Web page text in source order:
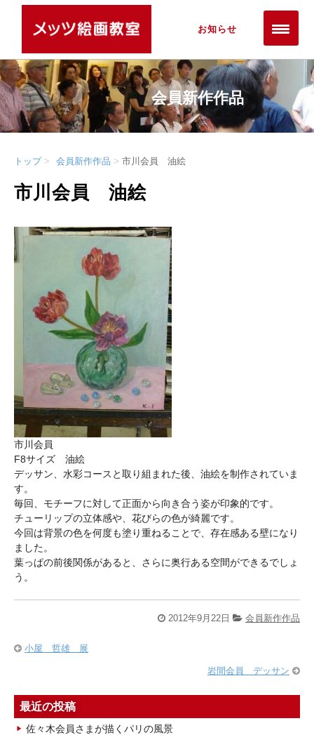
お知らせ
会員新作作品
トップ 会員新作作品 市川会員 油絵
市川会員 油絵
市川会員
F8サイズ 油絵
デッサン、水彩コースと取り組まれた後、油絵を制作されていま
す。
毎回、モチーフに対して正面から向き合う姿が印象的です。
チューリップの立体感や、花びらの色が綺麗です。
今回は背景の色を何度も塗り重ねることで、存在感ある壁になり
ました。
葉っぱの前後関係があると、さらに奥行ある空間ができるでしょ
う。
2012年9月22日 会員新作作品
小屋 哲雄 展
岩間会員 デッサン
最近の投稿
佐々木会員さまが描くパリの風景